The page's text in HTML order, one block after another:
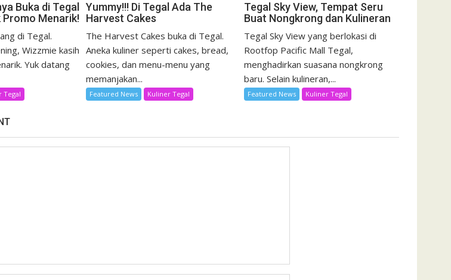
Buka di Tegal
Promo Menarik!
di Tegal.
Wizzmie kasih
Yuk datang
Tegal
Yummy!!! Di Tegal Ada The
Harvest Cakes
The Harvest Cakes buka di Tegal.
Aneka kuliner seperti cakes, bread,
cookies, dan menu-menu yang
memanjakan...
Featured News Kuliner Tegal
Tegal Sky View, Tempat Seru
Buat Nongkrong dan Kulineran
Tegal Sky View yang berlokasi di
Rootfop Pacific Mall Tegal,
menghadirkan suasana nongkrong
baru. Selain kulineran,...
Featured News Kuliner Tegal